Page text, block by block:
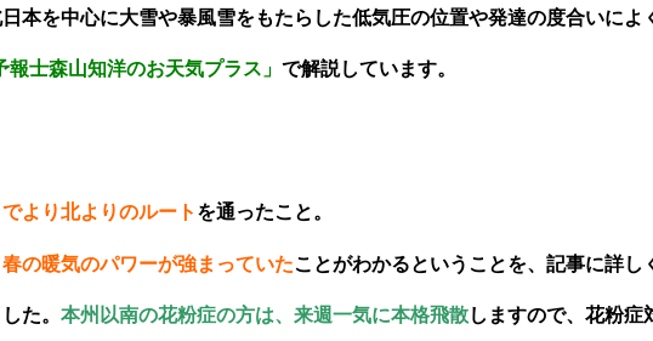
本を中心に大雪や暴風雪をもたらした低気圧の位置や発達の度合いによ
士森山知洋のお天気プラス」 で解説しています。
より北よりのルート を通ったこと。
の暖気のパワーが強まっていたことがわかるということを、記事に詳し
た。 本州以南の花粉症の方は、来週一気に本格飛散しますので、花粉症